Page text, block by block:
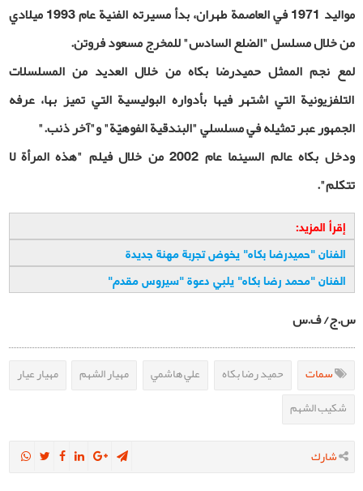
مواليد 1971 في العاصمة طهران، بدأ مسيرته الفنية عام 1993 ميلادي
من خلال مسلسل "الضلع السادس" للمخرج مسعود فروتن.
لمع نجم الممثل حميدرضا بكاه من خلال العديد من المسلسلات
التلفزيونية التي اشتهر فيها بأدواره البوليسية التي تميز بها، عرفه
الجمهور عبر تمثيله في مسلسلي "البندقية الفوهيّة" و"آخر ذنب".
ودخل بكاه عالم السينما عام 2002 من خلال فيلم "هذه المرأة لا
تتكلم".
إقرأ المزيد:
الفنان "حميدرضا بكاه" يخوض تجربة مهنة جديدة
الفنان "محمد رضا بكاه" يلبي دعوة "سيروس مقدم"
س.ج/ ف.س
سمات حميد رضا بكاه علي هاشمي مهيار الشهم
مهيار عيار
شكيب الشهم
شارك